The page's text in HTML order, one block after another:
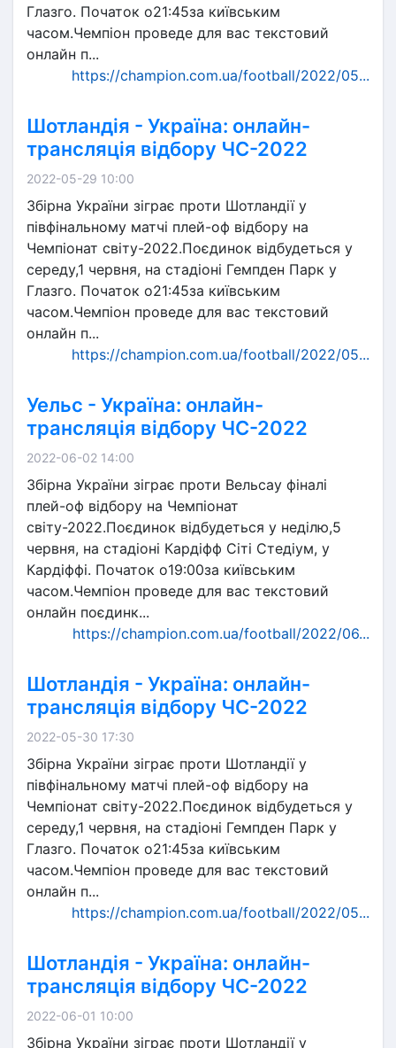
Глазго. Початок о21:45за київським
часом.Чемпіон проведе для вас текстовий
онлайн п...
https://champion.com.ua/football/2022/05...
Шотландія - Україна: онлайн-
трансляція відбору ЧС-2022
2022-05-29 10:00
Збірна України зіграє проти Шотландії у
півфінальному матчі плей-оф відбору на
Чемпіонат світу-2022.Поєдинок відбудеться у
середу,1 червня, на стадіоні Гемпден Парк у
Глазго. Початок о21:45за київським
часом.Чемпіон проведе для вас текстовий
онлайн п...
https://champion.com.ua/football/2022/05...
Уельс - Україна: онлайн-
трансляція відбору ЧС-2022
2022-06-02 14:00
Збірна України зіграє проти Вельсау фіналі
плей-оф відбору на Чемпіонат
світу-2022.Поєдинок відбудеться у неділю,5
червня, на стадіоні Кардіфф Сіті Стедіум, у
Кардіффі. Початок о19:00за київським
часом.Чемпіон проведе для вас текстовий
онлайн поєдинк...
https://champion.com.ua/football/2022/06...
Шотландія - Україна: онлайн-
трансляція відбору ЧС-2022
2022-05-30 17:30
Збірна України зіграє проти Шотландії у
півфінальному матчі плей-оф відбору на
Чемпіонат світу-2022.Поєдинок відбудеться у
середу,1 червня, на стадіоні Гемпден Парк у
Глазго. Початок о21:45за київським
часом.Чемпіон проведе для вас текстовий
онлайн п...
https://champion.com.ua/football/2022/05...
Шотландія - Україна: онлайн-
трансляція відбору ЧС-2022
2022-06-01 10:00
Збірна України зіграє проти Шотландії у